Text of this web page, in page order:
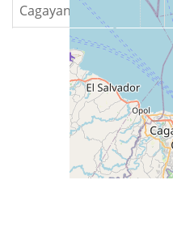
Cagayan de Oro